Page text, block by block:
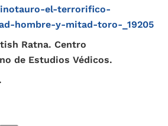
el-terrorifico-
hombre-y-mitad-toro-_19205
Ratna. Centro
de Estudios Védicos.